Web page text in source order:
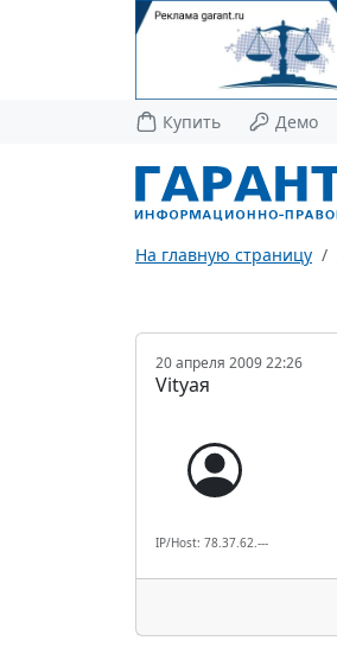
Купить Демо
На главную страницу
20 апреля 2009 22:26
Vityaя
IP/Host: 78.37.62.---